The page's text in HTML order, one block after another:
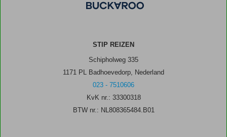
STIP REIZEN
Schipholweg 335
1171 PL Badhoevedorp, Nederland
023 - 7510606
KvK nr.: 33300318
BTW nr.: NL808365484.B01